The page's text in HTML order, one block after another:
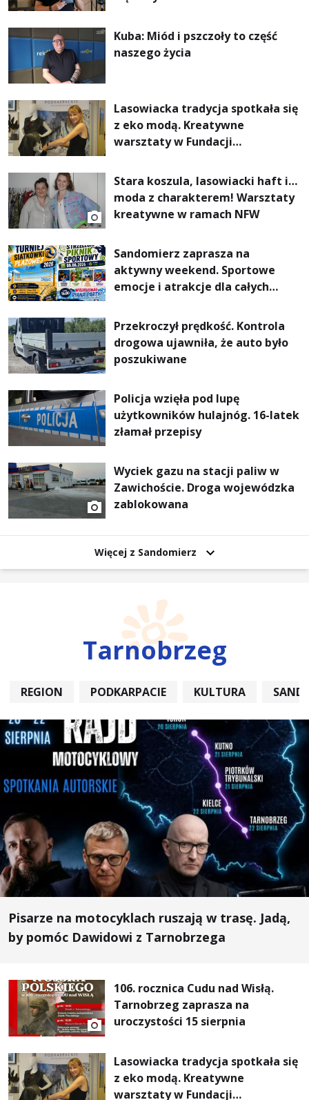
Kuba: Miód i pszczoły to część
naszego życia
Lasowiacka tradycja spotkała się
z eko modą. Kreatywne
warsztaty w Fundacji
Stara koszula, lasowiacki haft i…
moda z charakterem! Warsztaty
kreatywne w ramach NFW
Sandomierz zaprasza na
aktywny weekend. Sportowe
emocje i atrakcje dla całych
Przekroczył prędkość. Kontrola
drogowa ujawniła, że auto było
poszukiwane
Policja wzięła pod lupę
użytkowników hulajnóg. 16-latek
złamał przepisy
Wyciek gazu na stacji paliw w
Zawichoście. Droga wojewódzka
zablokowana
Więcej z Sandomierz
Tarnobrzeg
REGION PODKARPACIE KULTURA
Pisarze na motocyklach ruszają w trasę. Jadą,
by pomóc Dawidowi z Tarnobrzega
106. rocznica Cudu nad Wisłą.
Tarnobrzeg zaprasza na
uroczystości 15 sierpnia
Lasowiacka tradycja spotkała się
z eko modą. Kreatywne
warsztaty w Fundacji